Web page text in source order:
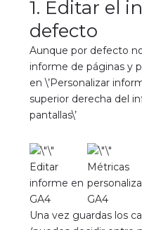
1. Editar el
defecto
Aunque por defecto
informe de páginas y
en \’Personalizar
superior derecha del
pantallas\’
Editar
informe en
GA4
Métricas
GA4
Una vez guardas los